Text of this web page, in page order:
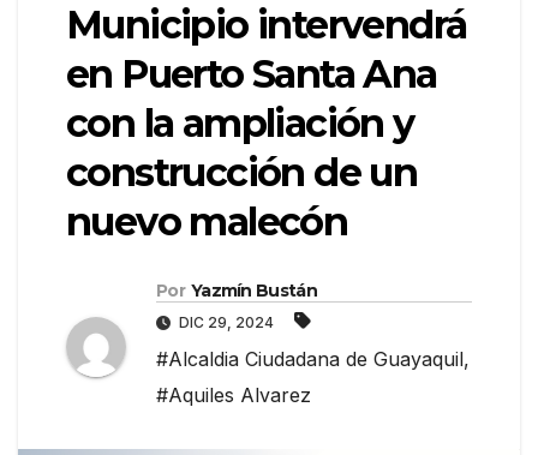
Municipio intervendrá
en Puerto Santa Ana
con la ampliación y
construcción de un
nuevo malecón
Por Yazmín Bustán
DIC 29, 2024
#Alcaldia Ciudadana de Guayaquil,
#Aquiles Alvarez